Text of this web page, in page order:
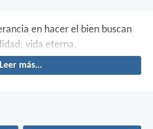
en hacer el bien buscan
vida eterna.
Leer más...